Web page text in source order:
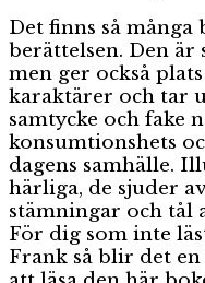
Det finns så många
berättelsen. Den
men ger också
karaktärer och tar
samtycke och fake
konsumtionshets
dagens samhälle.
härliga, de sjuder
stämningar och tål
För dig som inte
Frank så blir det